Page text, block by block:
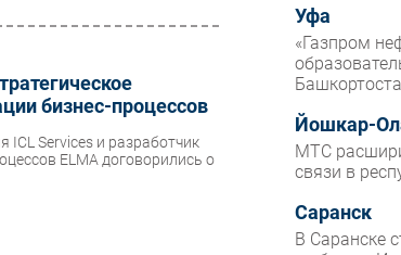
бизнес-процессов
ICL Services и разработчик
ELMA договорились о
Уфа
«Газпром
Йошкар-
МТС
связи в
Саранск
В Саранске